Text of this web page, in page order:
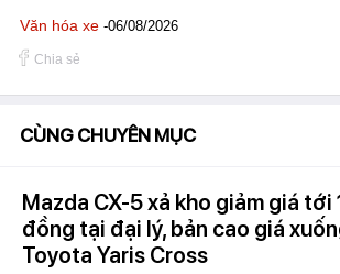
Văn hóa xe -06/08/2026
Chia sẻ
CÙNG CHUYÊN MỤC
Mazda CX-5 xả kho giảm giá tới
đồng tại đại lý, bản cao giá
Toyota Yaris Cross